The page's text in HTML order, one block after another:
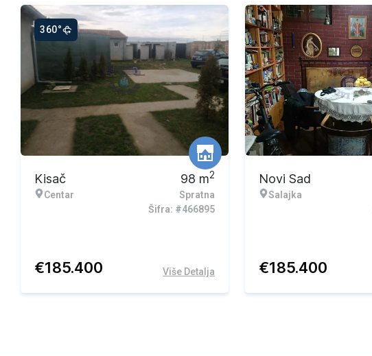
360°
Kisač
Centar
98 m2
Spratna
Šifra: #466895
€185.400 Više Detalja
Novi Sad
Salajka
€185.400